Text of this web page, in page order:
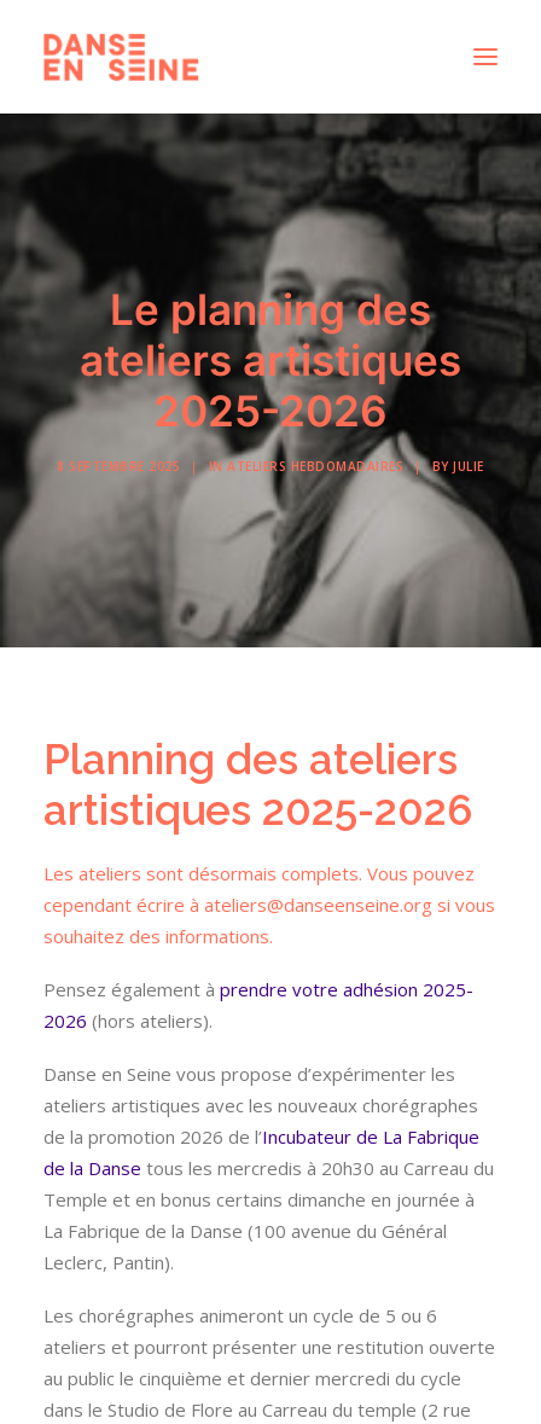
À PROPOS
NOUS REJOINDRE
Le planning des
ateliers artistiques
2025-2026
8 SEPTEMBRE 2025 | INATELIERS HEBDOMADAIRES | BYJULIE
Planning des ateliers
artistiques 2025-2026
Les ateliers sont désormais complets. Vous pouvez
cependant écrire à ateliers@danseenseine.org si vous
souhaitez des informations.
Pensez également à prendre votre adhésion 2025-
2026 (hors ateliers).
Danse en Seine vous propose d’expérimenter les
ateliers artistiques avec les nouveaux chorégraphes
de la promotion 2026 de l’Incubateur de La Fabrique
de la Danse tous les mercredis à 20h30 au Carreau du
Temple et en bonus certains dimanche en journée à
La Fabrique de la Danse (100 avenue du Général
Leclerc, Pantin).
Les chorégraphes animeront un cycle de 5 ou 6
ateliers et pourront présenter une restitution ouverte
au public le cinquième et dernier mercredi du cycle
dans le Studio de Flore au Carreau du temple (2 rue